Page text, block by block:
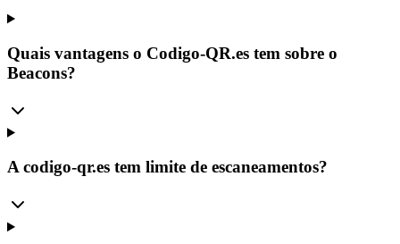
Quais vantagens o Codigo-QR.es tem sobre o
Beacons?
A codigo-qr.es tem limite de escaneamentos?